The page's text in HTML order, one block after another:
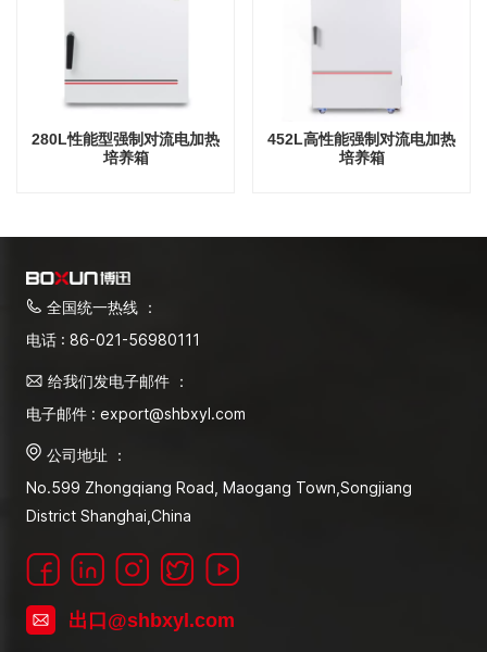
280L性能型强制对流电加热
培养箱
452L高性能强制对流电加热
培养箱
全国统一热线 ：
电话 : 86-021-56980111
给我们发电子邮件 ：
电子邮件 : export@shbxyl.com
公司地址 ：
No.599 Zhongqiang Road, Maogang Town,Songjiang
District Shanghai,China
出口@shbxyl.com